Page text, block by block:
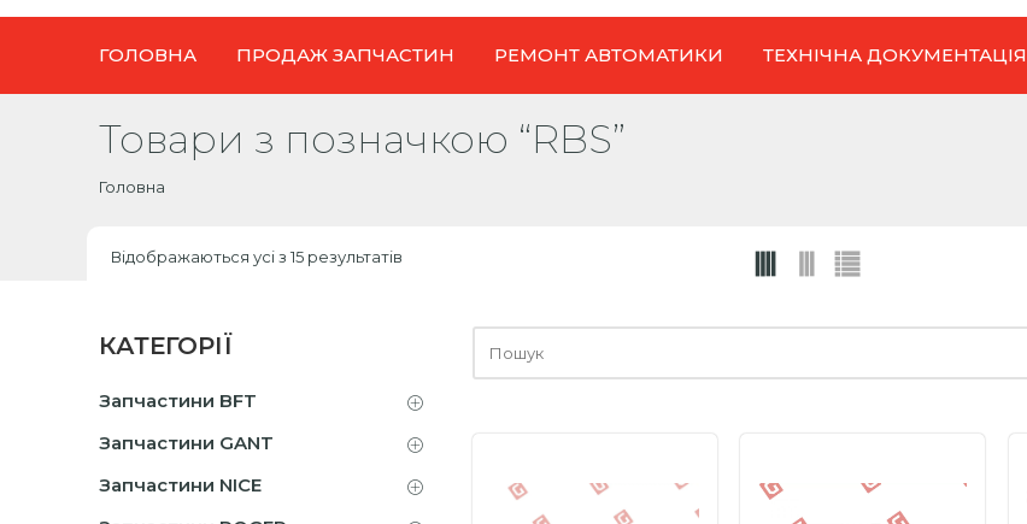
ГОЛОВНА ПРОДАЖ ЗАПЧАСТИН РЕМОНТ АВТОМАТИКИ ТЕХНІЧНА ДОКУМЕНТАЦІЯ
Товари з позначкою “RBS”
Головна
Відображаються усі з 15 результатів
тут
КАТЕГОРІЇ
Запчастини BFT
Запчастини GANT
Запчастини NICE